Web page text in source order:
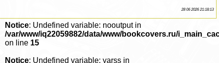
28 06 2026 21:18:13
Notice: Undefined variable: nooutput in
/var/www/iq22059882/data/www/bookcovers.ru/
on line 15
Notice: Undefined variable: yarss in